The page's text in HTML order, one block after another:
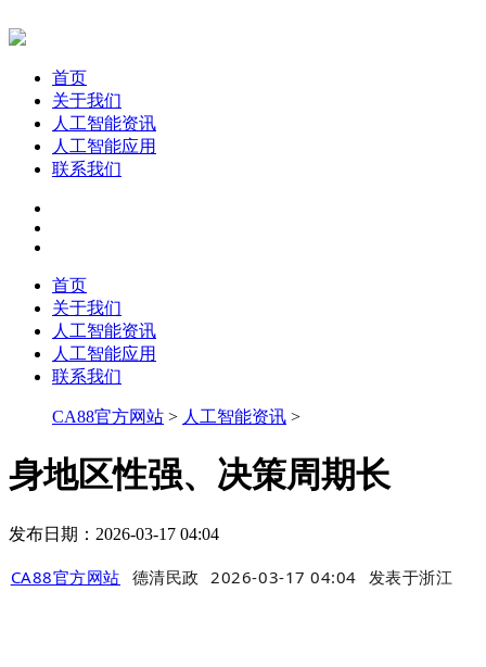
首页
关于我们
人工智能资讯
人工智能应用
联系我们
首页
关于我们
人工智能资讯
人工智能应用
联系我们
CA88官方网站 > 人工智能资讯 >
身地区性强、决策周期长
发布日期：2026-03-17 04:04
CA88官方网站 德清民政 2026-03-17 04:04 发表于浙江